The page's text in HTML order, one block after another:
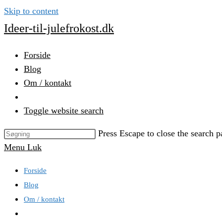
Skip to content
Ideer-til-julefrokost.dk
Forside
Blog
Om / kontakt
Toggle website search
Press Escape to close the search
Menu Luk
Forside
Blog
Om / kontakt